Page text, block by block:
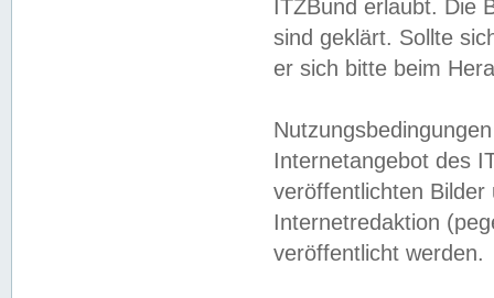
ITZBund erlaubt. Die
sind geklärt. Sollte
er sich bitte beim
Internetangebot des
veröffentlichten
Internetredaktion
veröffentlicht werden.